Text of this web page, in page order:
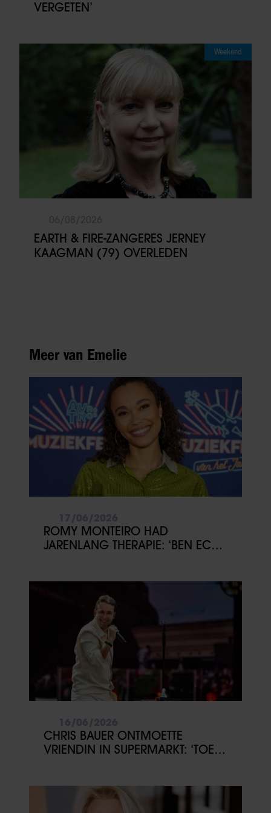
VERGETEN’
Weekend
EARTH & FIRE-ZANGERES JERNEY
KAAGMAN (79) OVERLEDEN
Meer van Emelie
ROMY MONTEIRO HAD
JARENLANG THERAPIE: ‘BEN ECHT
CHRIS BAUER ONTMOETTE
VRIENDIN IN SUPERMARKT: ‘TOEN